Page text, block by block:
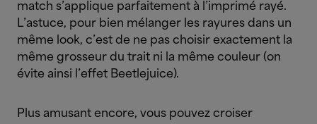
match s’applique parfaitement à l’imprimé rayé.
L’astuce, pour bien mélanger les rayures dans un
même look, c’est de ne pas choisir exactement la
même grosseur du trait ni la même couleur (on
évite ainsi l’effet Beetlejuice).
Plus amusant encore, vous pouvez croiser